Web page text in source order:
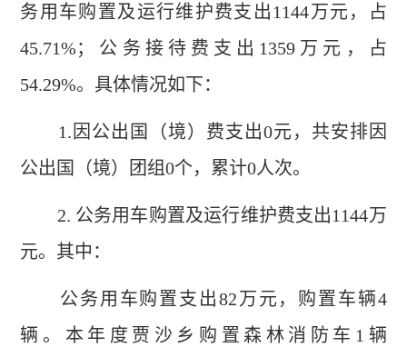
务用车购置及运行维护费支出1144万元，占
45.71%；公务接待费支出1359万元，占
54.29%。具体情况如下：
1.因公出国（境）费支出0元，共安排因
公出国（境）团组0个，累计0人次。
2. 公务用车购置及运行维护费支出1144万
元。其中：
公务用车购置支出82万元，购置车辆4
辆。本年度贾沙乡购置森林消防车1辆